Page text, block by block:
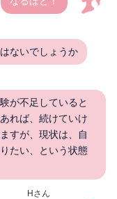
ないでしょうか
が不足していると
れば、続けていけ
すが、現状は、自
たい、という状態
Hさん